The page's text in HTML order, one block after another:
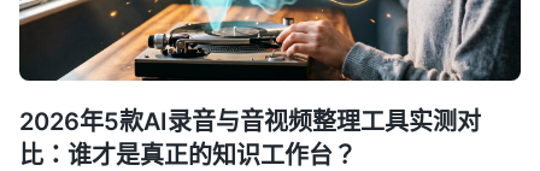
2026年5款AI录音与音视频整理工具实测对
比：谁才是真正的知识工作台？